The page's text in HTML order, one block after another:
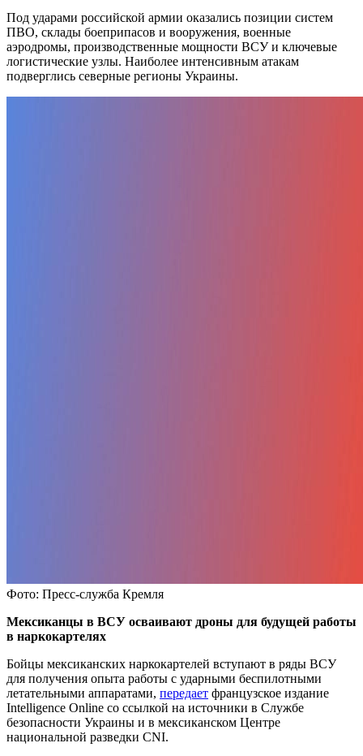
Под ударами российской армии оказались позиции систем
ПВО, склады боеприпасов и вооружения, военные
аэродромы, производственные мощности ВСУ и ключевые
логистические узлы. Наиболее интенсивным атакам
подверглись северные регионы Украины.
Фото: Пресс-служба Кремля
Мексиканцы в ВСУ осваивают дроны для будущей работы
в наркокартелях
Бойцы мексиканских наркокартелей вступают в ряды ВСУ
для получения опыта работы с ударными беспилотными
летательными аппаратами, передает французское издание
Intelligence Online со ссылкой на источники в Службе
безопасности Украины и в мексиканском Центре
национальной разведки CNI.